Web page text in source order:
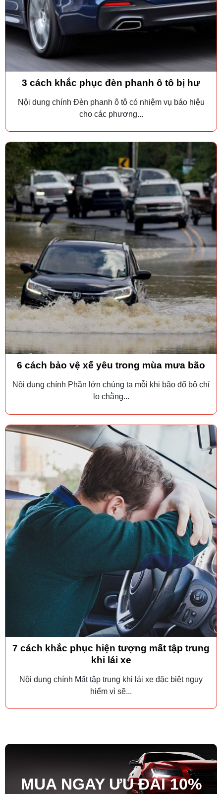
3 cách khắc phục đèn phanh ô tô bị hư
Nội dung chính Đèn phanh ô tô có nhiệm vụ báo hiệu
cho các phương...
6 cách bảo vệ xế yêu trong mùa mưa bão
Nội dung chính Phần lớn chúng ta mỗi khi bão đổ bộ chỉ
lo chằng...
7 cách khắc phục hiện tượng mất tập trung
khi lái xe
Nội dung chính Mất tập trung khi lái xe đặc biệt nguy
hiểm vì sẽ...
MUA NGAY ƯU ĐÃI10%